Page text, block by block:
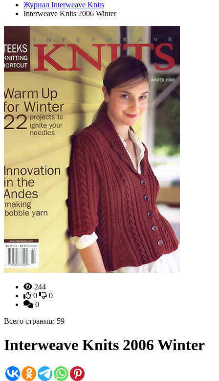
Журнал Interweave Knits
Interweave Knits 2006 Winter
244
0
0
0
Всего страниц: 59
Interweave Knits 2006 Winter